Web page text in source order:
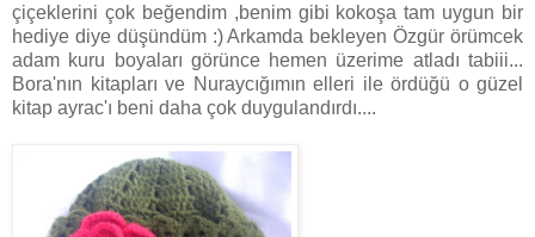
çiçeklerini çok beğendim ,benim gibi kokoşa tam uygun bir
hediye diye düşündüm :) Arkamda bekleyen Özgür örümcek
adam kuru boyaları görünce hemen üzerime atladı tabiii...
Bora'nın kitapları ve Nuraycığımın elleri ile ördüğü o güzel
kitap ayrac'ı beni daha çok duygulandırdı....